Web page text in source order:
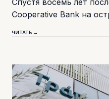
Cooperative Bank на
ЧИТАТЬ →